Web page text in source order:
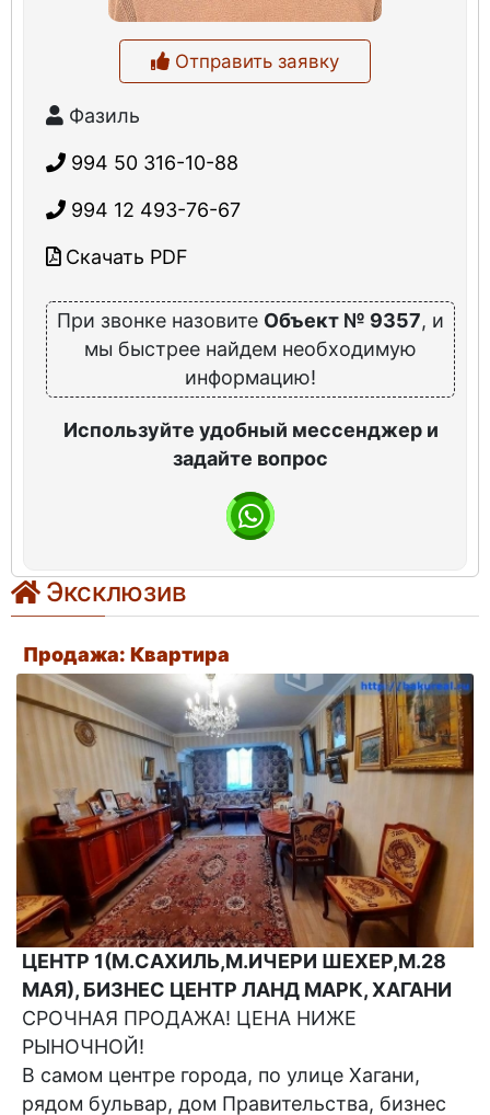
Отправить заявку
Фазиль
994 50 316-10-88
994 12 493-76-67
Скачать PDF
При звонке назовите Объект № 9357, и
мы быстрее найдем необходимую
информацию!
Используйте удобный мессенджер и
задайте вопрос
Эксклюзив
Продажа: Квартира
ЦЕНТР 1(М.САХИЛЬ,М.ИЧЕРИ ШЕХЕР,М.28
МАЯ), БИЗНЕС ЦЕНТР ЛАНД МАРК, ХАГАНИ
СРОЧНАЯ ПРОДАЖА! ЦЕНА НИЖЕ
РЫНОЧНОЙ!
В самом центре города, по улице Хагани,
рядом бульвар, дом Правительства, бизнес